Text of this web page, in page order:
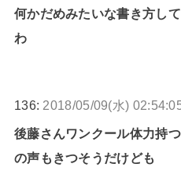
何かだめみたいな書き方し
わ
136: 2018/05/09(水)
後藤さんワンクール体力持
の声もきつそうだけども